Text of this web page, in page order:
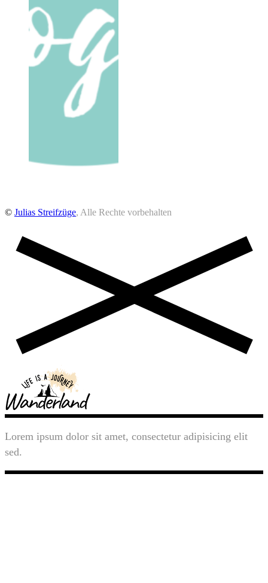
© Julias Streifzüge, Alle Rechte vorbehalten
Lorem ipsum dolor sit amet, consectetur adipisicing elit
sed.